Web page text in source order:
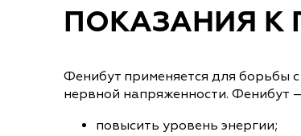
ПОКАЗАНИЯ К
Фенибут применяется для борьбы
нервной напряженности. Фенибут
повысить уровень энергии;